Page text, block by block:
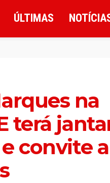
ÚLTIMAS
na
terá
convite